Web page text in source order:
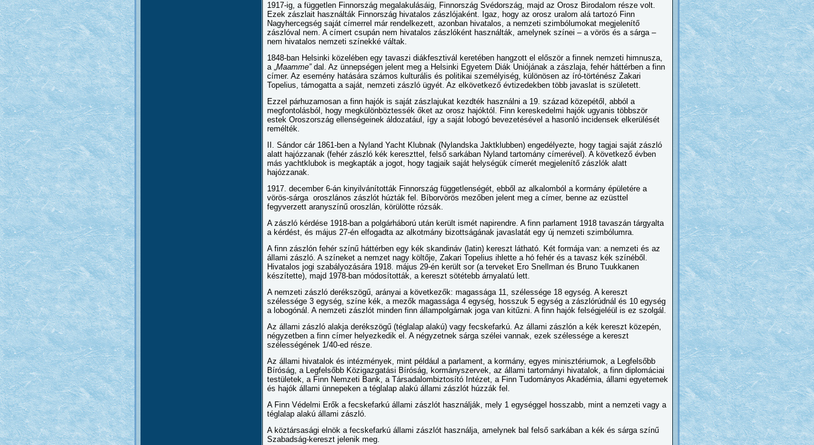
1917-ig, a független Finnország megalakulásáig, Finnország Svédország, majd az Orosz Birodalom része volt.
Ezek zászlait használták Finnország hivatalos zászlójaként. Igaz, hogy az orosz uralom alá tartozó Finn
Nagyhercegség saját címerrel már rendelkezett, azonban hivatalos, a nemzeti szimbólumokat megjelenítő
zászlóval nem. A címert csupán nem hivatalos zászlóként használták, amelynek színei – a vörös és a sárga –
nem hivatalos nemzeti színekké váltak.
1848-ban Helsinki közelében egy tavaszi diákfesztivál keretében hangzott el először a finnek nemzeti himnusza,
a „Maamme” dal. Az ünnepségen jelent meg a Helsinki Egyetem Diák Uniójának a zászlaja, fehér háttérben a finn
címer. Az esemény hatására számos kulturális és politikai személyiség, különösen az író-történész Zakari
Topelius, támogatta a saját, nemzeti zászló ügyét. Az elkövetkező évtizedekben több javaslat is született.
Ezzel párhuzamosan a finn hajók is saját zászlajukat kezdték használni a 19. század közepétől, abból a
megfontolásból, hogy megkülönböztessék őket az orosz hajóktól. Finn kereskedelmi hajók ugyanis többször
estek Oroszország ellenségeinek áldozatául, így a saját lobogó bevezetésével a hasonló incidensek elkerülését
remélték.
II. Sándor cár 1861-ben a Nyland Yacht Klubnak (Nylandska Jaktklubben) engedélyezte, hogy tagjai saját zászló
alatt hajózzanak (fehér zászló kék kereszttel, felső sarkában Nyland tartomány címerével). A következő évben
más yachtklubok is megkapták a jogot, hogy tagjaik saját helységük címerét megjelenítő zászlók alatt
hajózzanak.
1917. december 6-án kinyilvánították Finnország függetlenségét, ebből az alkalomból a kormány épületére a
vörös-sárga oroszlános zászlót húzták fel. Bíborvörös mezőben jelent meg a címer, benne az ezüsttel
fegyverzett aranyszínű oroszlán, körülötte rózsák.
A zászló kérdése 1918-ban a polgárháború után került ismét napirendre. A finn parlament 1918 tavaszán tárgyalta
a kérdést, és május 27-én elfogadta az alkotmány bizottságának javaslatát egy új nemzeti szimbólumra.
A finn zászlón fehér színű háttérben egy kék skandináv (latin) kereszt látható. Két formája van: a nemzeti és az
állami zászló. A színeket a nemzet nagy költője, Zakari Topelius ihlette a hó fehér és a tavasz kék színéből.
Hivatalos jogi szabályozására 1918. május 29-én került sor (a terveket Ero Snellman és Bruno Tuukkanen
készítette), majd 1978-ban módosították, a kereszt sötétebb árnyalatú lett.
A nemzeti zászló derékszögű, arányai a következők: magassága 11, szélessége 18 egység. A kereszt
szélessége 3 egység, színe kék, a mezők magassága 4 egység, hosszuk 5 egység a zászlórúdnál és 10 egység
a lobogónál. A nemzeti zászlót minden finn állampolgárnak joga van kitűzni. A finn hajók felségjeléül is ez szolgál.
Az állami zászló alakja derékszögű (téglalap alakú) vagy fecskefarkú. Az állami zászlón a kék kereszt közepén,
négyzetben a finn címer helyezkedik el. A négyzetnek sárga szélei vannak, ezek szélessége a kereszt
szélességének 1/40-ed része.
Az állami hivatalok és intézmények, mint például a parlament, a kormány, egyes minisztériumok, a Legfelsőbb
Bíróság, a Legfelsőbb Közigazgatási Bíróság, kormányszervek, az állami tartományi hivatalok, a finn diplomáciai
testületek, a Finn Nemzeti Bank, a Társadalombiztosító Intézet, a Finn Tudományos Akadémia, állami egyetemek
és hajók állami ünnepeken a téglalap alakú állami zászlót húzzák fel.
A Finn Védelmi Erők a fecskefarkú állami zászlót használják, mely 1 egységgel hosszabb, mint a nemzeti vagy a
téglalap alakú állami zászló.
A köztársasági elnök a fecskefarkú állami zászlót használja, amelynek bal felső sarkában a kék és sárga színű
Szabadság-kereszt jelenik meg.